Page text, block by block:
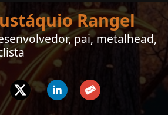
Rangel
pai, metalhead,
Twitter Linkedin Email